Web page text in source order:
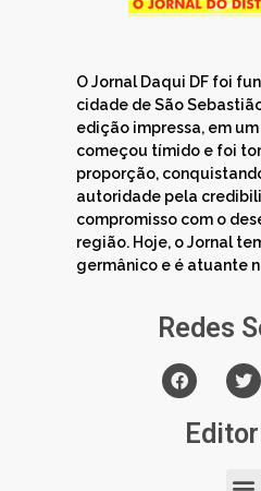
O Jornal Daqui DF foi
cidade de São
edição impressa, em
começou tímido e foi
proporção,
autoridade pela
compromisso com o
região. Hoje, o Jornal
germânico e é atuante
Redes